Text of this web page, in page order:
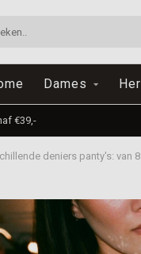
Dames
€39,-
deniers panty's: van